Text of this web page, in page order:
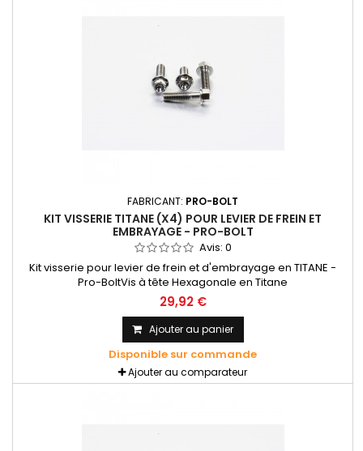
FABRICANT: PRO-BOLT
KIT VISSERIE TITANE (X4) POUR LEVIER DE FREIN ET
EMBRAYAGE - PRO-BOLT
Avis: 0
Kit visserie pour levier de frein et d'embrayage en TITANE -
Pro-BoltVis à tête Hexagonale en Titane
29,92 €
Ajouter au panier
Disponible sur commande
Ajouter au comparateur